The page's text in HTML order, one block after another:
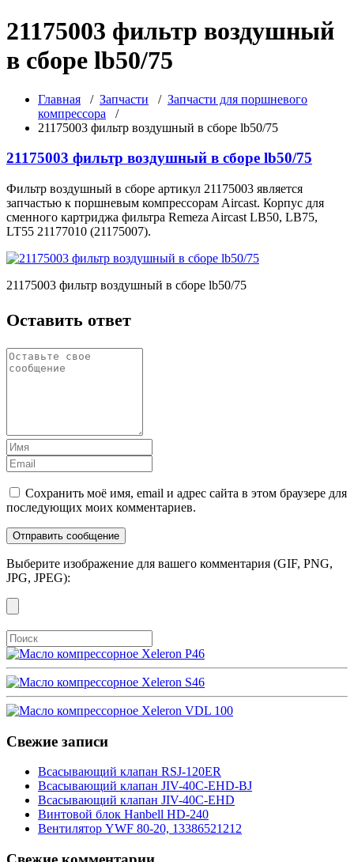
21175003 фильтр воздушный
в сборе lb50/75
Главная / Запчасти / Запчасти для поршневого
компрессора /
21175003 фильтр воздушный в сборе lb50/75
21175003 фильтр воздушный в сборе lb50/75
Фильтр воздушный в сборе артикул 21175003 является
запчастью к поршневым компрессорам Aircast. Корпус для
сменного картриджа фильтра Remeza Aircast LB50, LB75,
LT55 21177010 (21175007).
21175003 фильтр воздушный в сборе lb50/75
Оставить ответ
Сохранить моё имя, email и адрес сайта в этом браузере для
последующих моих комментариев.
Выберите изображение для вашего комментария (GIF, PNG,
JPG, JPEG):
Свежие записи
Всасывающий клапан RSJ-120ER
Всасывающий клапан JIV-40C-EHD-BJ
Всасывающий клапан JIV-40C-EHD
Винтовой блок Hanbell HD-240
Вентилятор YWF 80-20, 13386521212